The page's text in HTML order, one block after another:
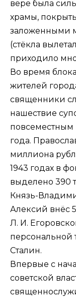
вере была
храмы,
заложенными
(стёкла
приходило
Во время
жителей
священники
нашествие
повсеместным
года.
миллиона
1943 годах в
выделено 390
Князь-
Алексий внёс
Л. И.
персональной
Сталин.
Впервые с
советской